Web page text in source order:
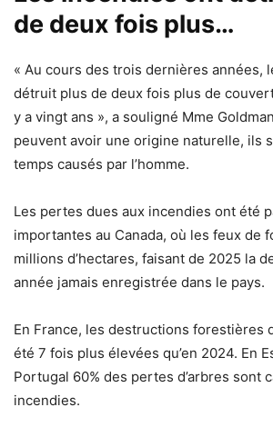
de deux fois plus…
« Au cours des trois dernières années,
détruit plus de deux fois plus de
y a vingt ans », a souligné Mme
peuvent avoir une origine naturelle, ils
temps causés par l’homme.
Les pertes dues aux incendies ont été
importantes au Canada, où les feux de
millions d’hectares, faisant de 2025 la
année jamais enregistrée dans le pays.
En France, les destructions forestières
été 7 fois plus élevées qu’en 2024. En
Portugal 60% des pertes d’arbres sont
incendies.